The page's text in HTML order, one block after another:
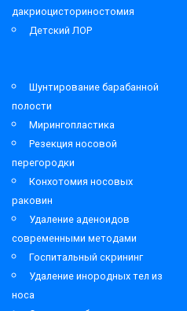
дакриоцисториностомия
Детский ЛОР
Шунтирование барабанной
полости
Мирингопластика
Резекция носовой
перегородки
Конхотомия носовых
раковин
Удаление аденоидов
современными методами
Госпитальный скрининг
Удаление инородных тел из
носа